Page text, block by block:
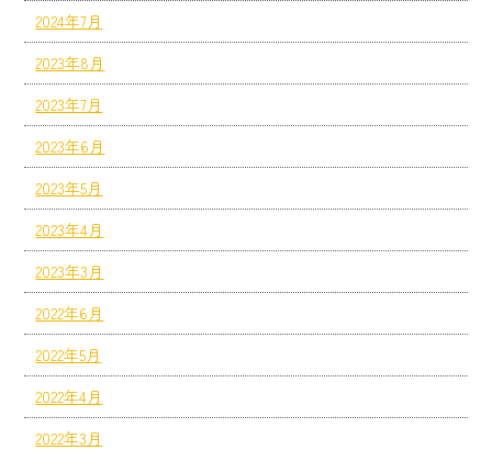
2024年7月
2023年8月
2023年7月
2023年6月
2023年5月
2023年4月
2023年3月
2022年6月
2022年5月
2022年4月
2022年3月